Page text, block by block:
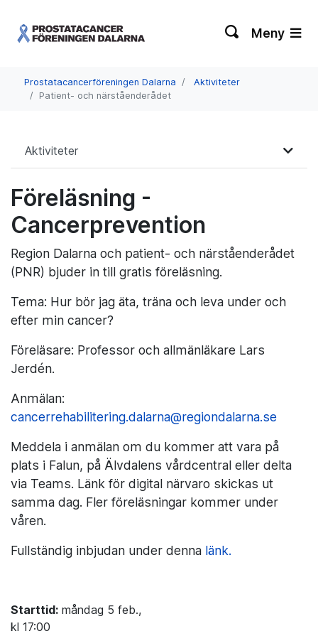
Meny
Prostatacancerföreningen Dalarna
Aktiviteter
Patient- och närståenderådet
Aktiviteter
Föreläsning -
Cancerprevention
Region Dalarna och patient- och närståenderådet
(PNR) bjuder in till gratis föreläsning.
Tema: Hur bör jag äta, träna och leva under och
efter min cancer?
Föreläsare: Professor och allmänläkare Lars
Jerdén.
Anmälan:
cancerrehabilitering.dalarna@regiondalarna.se
Meddela i anmälan om du kommer att vara på
plats i Falun, på Älvdalens vårdcentral eller delta
via Teams. Länk för digital närvaro skickas ut
samma dag. Fler föreläsningar kommer under
våren.
Fullständig inbjudan under denna länk.
Starttid: måndag 5 feb.,
kl 17:00